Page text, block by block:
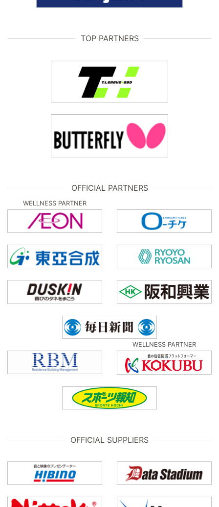
TOP PARTNERS
OFFICIAL PARTNERS
WELLNESS PARTNER
WELLNESS PARTNER
OFFICIAL SUPPLIERS